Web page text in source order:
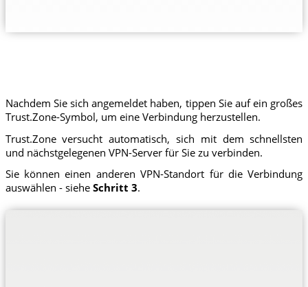
Nachdem Sie sich angemeldet haben, tippen Sie auf ein großes
Trust.Zone-Symbol, um eine Verbindung herzustellen.
Trust.Zone versucht automatisch, sich mit dem schnellsten
und nächstgelegenen VPN-Server für Sie zu verbinden.
Sie können einen anderen VPN-Standort für die Verbindung
auswählen - siehe Schritt 3.